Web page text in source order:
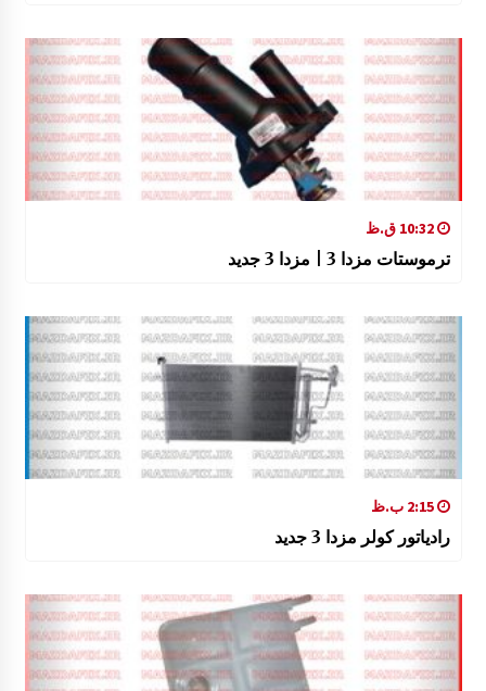
10:32 ق.ظ
ترموستات مزدا 3 | مزدا 3 جدید
2:15 ب.ظ
رادیاتور کولر مزدا 3 جدید